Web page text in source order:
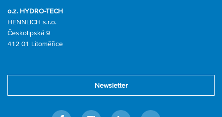
o.z. HYDRO-TECH
HENNLICH s.r.o.
Českolipská 9
412 01 Litoměřice
Newsletter